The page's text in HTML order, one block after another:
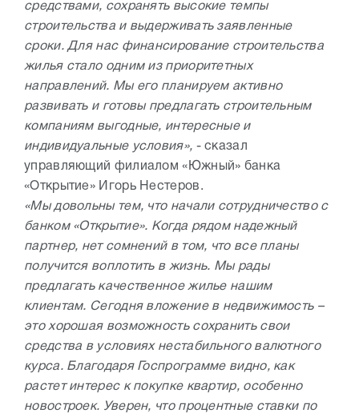
средствами, сохранять высокие темпы
строительства и выдерживать заявленные
сроки. Для нас финансирование строительства
жилья стало одним из приоритетных
направлений. Мы его планируем активно
развивать и готовы предлагать строительным
компаниям выгодные, интересные и
индивидуальные условия», - сказал
управляющий филиалом «Южный» банка
«Открытие» Игорь Нестеров.
«Мы довольны тем, что начали сотрудничество с
банком «Открытие». Когда рядом надежный
партнер, нет сомнений в том, что все планы
получится воплотить в жизнь. Мы рады
предлагать качественное жилье нашим
клиентам. Сегодня вложение в недвижимость –
это хорошая возможность сохранить свои
средства в условиях нестабильного валютного
курса. Благодаря Госпрограмме видно, как
растет интерес к покупке квартир, особенно
новостроек. Уверен, что процентные ставки по